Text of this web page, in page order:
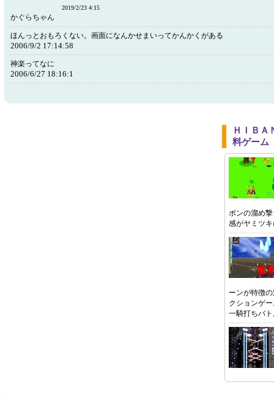
2019/2/23 4:15
かぐらちゃん
ほんっとおもろくない。画面になんかせまいってかんかくがある
2006/9/2 17:14:58
神楽ってなに
2006/6/27 18:16:1
ＨＩＢＡ
料ゲーム
ポンの溜め
感がヤミツ
ーンが特徴
クションゲ
一騎打ちバ